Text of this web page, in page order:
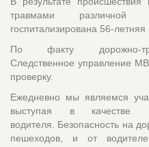
травмами
госпитализирована 56-летняя
По факту дорожно-
Следственное управление
проверку.
Ежедневно мы являемся
выступая в качестве
водителя. Безопасность на
пешеходов, и от